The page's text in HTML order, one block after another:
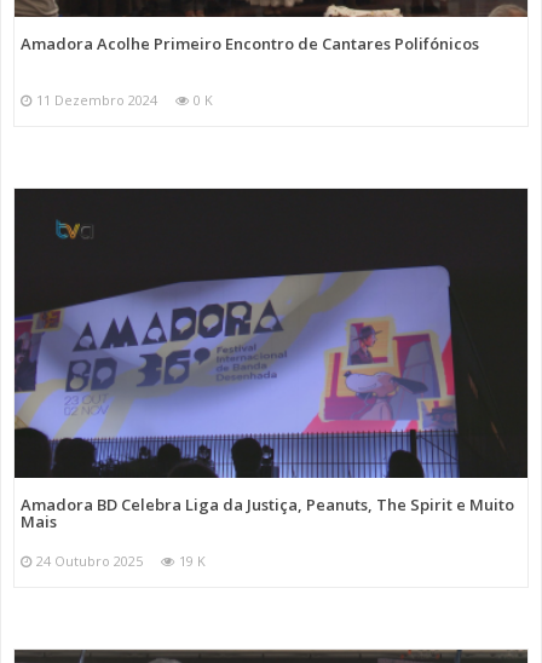
Amadora Acolhe Primeiro Encontro de Cantares Polifónicos
11 Dezembro 2024 0 K
Amadora BD Celebra Liga da Justiça, Peanuts, The Spirit e Muito
Mais
24 Outubro 2025 19 K